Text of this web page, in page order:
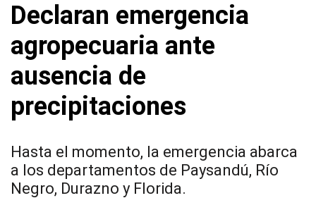
Declaran emergencia
agropecuaria ante
ausencia de
precipitaciones
Hasta el momento, la emergencia abarca
a los departamentos de Paysandú, Río
Negro, Durazno y Florida.